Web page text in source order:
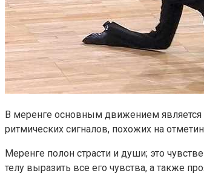
В меренге основным движением является
ритмических сигналов, похожих на
Меренге полон страсти и души; это
телу выразить все его чувства, а также